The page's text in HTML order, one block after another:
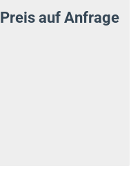
Preis auf Anfrage